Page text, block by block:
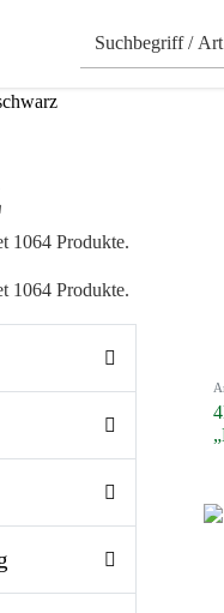
1064 Produkte.
1064 Produkte.